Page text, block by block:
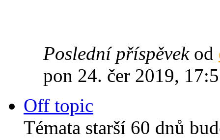
Poslední příspěvekod
pon 24. čer 2019,
Off topic
Témata starší 60 dnů